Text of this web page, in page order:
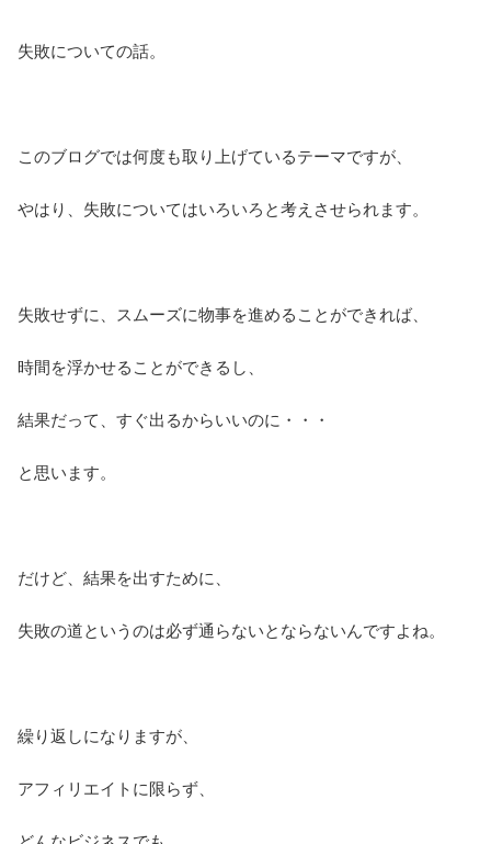
失敗についての話。
このブログでは何度も取り上げているテーマですが、
やはり、失敗についてはいろいろと考えさせられます。
失敗せずに、スムーズに物事を進めることができれば、
時間を浮かせることができるし、
結果だって、すぐ出るからいいのに・・・
と思います。
だけど、結果を出すために、
失敗の道というのは必ず通らないとならないんですよね。
繰り返しになりますが、
アフィリエイトに限らず、